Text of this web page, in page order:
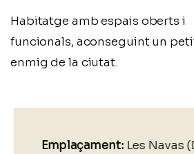
Habitatge amb espais oberts i
funcionals, aconseguint un
enmig de la ciutat.
Emplaçament:Les Navas